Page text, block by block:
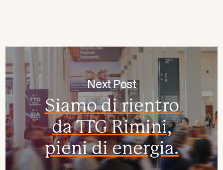
Next Post
Siamo di rientro
da TTG Rimini,
pieni di energia.